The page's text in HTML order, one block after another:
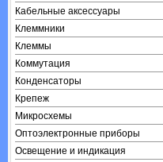
Кабельные аксессуары
Клеммники
Клеммы
Коммутация
Конденсаторы
Крепеж
Микросхемы
Оптоэлектронные приборы
Освещение и индикация